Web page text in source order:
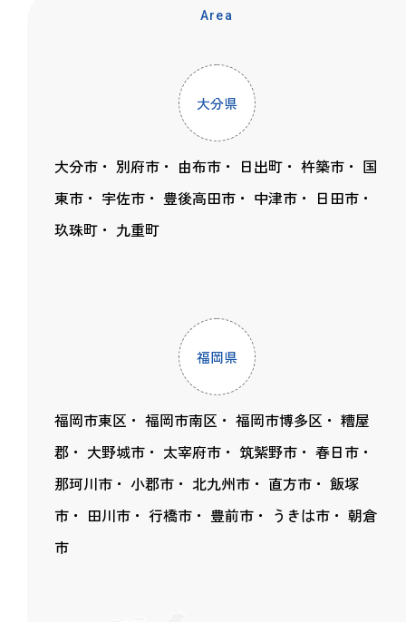
Area
大分県
大分市 別府市 由布市 日出町 杵築市
国
東市
宇佐市 豊後高田市 中津市
日田市
玖珠町
九重町
福岡県
福岡市東区 福岡市南区 福岡市博多区
糟屋
郡
大野城市 太宰府市 筑紫野市
春日市
那珂川市
小郡市 北九州市 直方市
飯塚
市
田川市 行橋市 豊前市 うきは市
朝倉
市